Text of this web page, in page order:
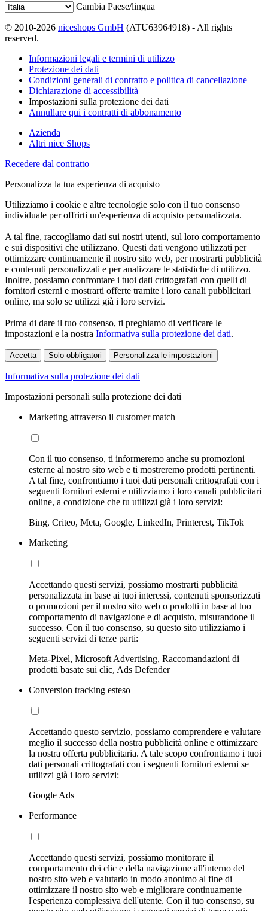
Cambia Paese/lingua
© 2010-2026 niceshops GmbH (ATU63964918) - All rights
reserved.
Informazioni legali e termini di utilizzo
Protezione dei dati
Condizioni generali di contratto e politica di cancellazione
Dichiarazione di accessibilità
Impostazioni sulla protezione dei dati
Annullare qui i contratti di abbonamento
Azienda
Altri nice Shops
Recedere dal contratto
Personalizza la tua esperienza di acquisto
Utilizziamo i cookie e altre tecnologie solo con il tuo consenso
individuale per offrirti un'esperienza di acquisto personalizzata.
A tal fine, raccogliamo dati sui nostri utenti, sul loro comportamento
e sui dispositivi che utilizzano. Questi dati vengono utilizzati per
ottimizzare continuamente il nostro sito web, per mostrarti pubblicità
e contenuti personalizzati e per analizzare le statistiche di utilizzo.
Inoltre, possiamo confrontare i tuoi dati crittografati con quelli di
fornitori esterni e mostrarti offerte tramite i loro canali pubblicitari
online, ma solo se utilizzi già i loro servizi.
Prima di dare il tuo consenso, ti preghiamo di verificare le
impostazioni e la nostra Informativa sulla protezione dei dati.
Accetta Solo obbligatori Personalizza le impostazioni
Informativa sulla protezione dei dati
Impostazioni personali sulla protezione dei dati
Marketing attraverso il customer match
Con il tuo consenso, ti informeremo anche su promozioni
esterne al nostro sito web e ti mostreremo prodotti pertinenti.
A tal fine, confrontiamo i tuoi dati personali crittografati con i
seguenti fornitori esterni e utilizziamo i loro canali pubblicitari
online, a condizione che tu utilizzi già i loro servizi:
Bing, Criteo, Meta, Google, LinkedIn, Printerest, TikTok
Marketing
Accettando questi servizi, possiamo mostrarti pubblicità
personalizzata in base ai tuoi interessi, contenuti sponsorizzati
o promozioni per il nostro sito web o prodotti in base al tuo
comportamento di navigazione e di acquisto, misurandone il
successo. Con il tuo consenso, su questo sito utilizziamo i
seguenti servizi di terze parti:
Meta-Pixel, Microsoft Advertising, Raccomandazioni di
prodotti basate sui clic, Ads Defender
Conversion tracking esteso
Accettando questo servizio, possiamo comprendere e valutare
meglio il successo della nostra pubblicità online e ottimizzare
la nostra offerta pubblicitaria. A tale scopo confrontiamo i tuoi
dati personali crittografati con i seguenti fornitori esterni se
utilizzi già i loro servizi:
Google Ads
Performance
Accettando questi servizi, possiamo monitorare il
comportamento dei clic e della navigazione all'interno del
nostro sito web e valutarlo in modo anonimo al fine di
ottimizzare il nostro sito web e migliorare continuamente
l'esperienza complessiva dell'utente. Con il tuo consenso, su